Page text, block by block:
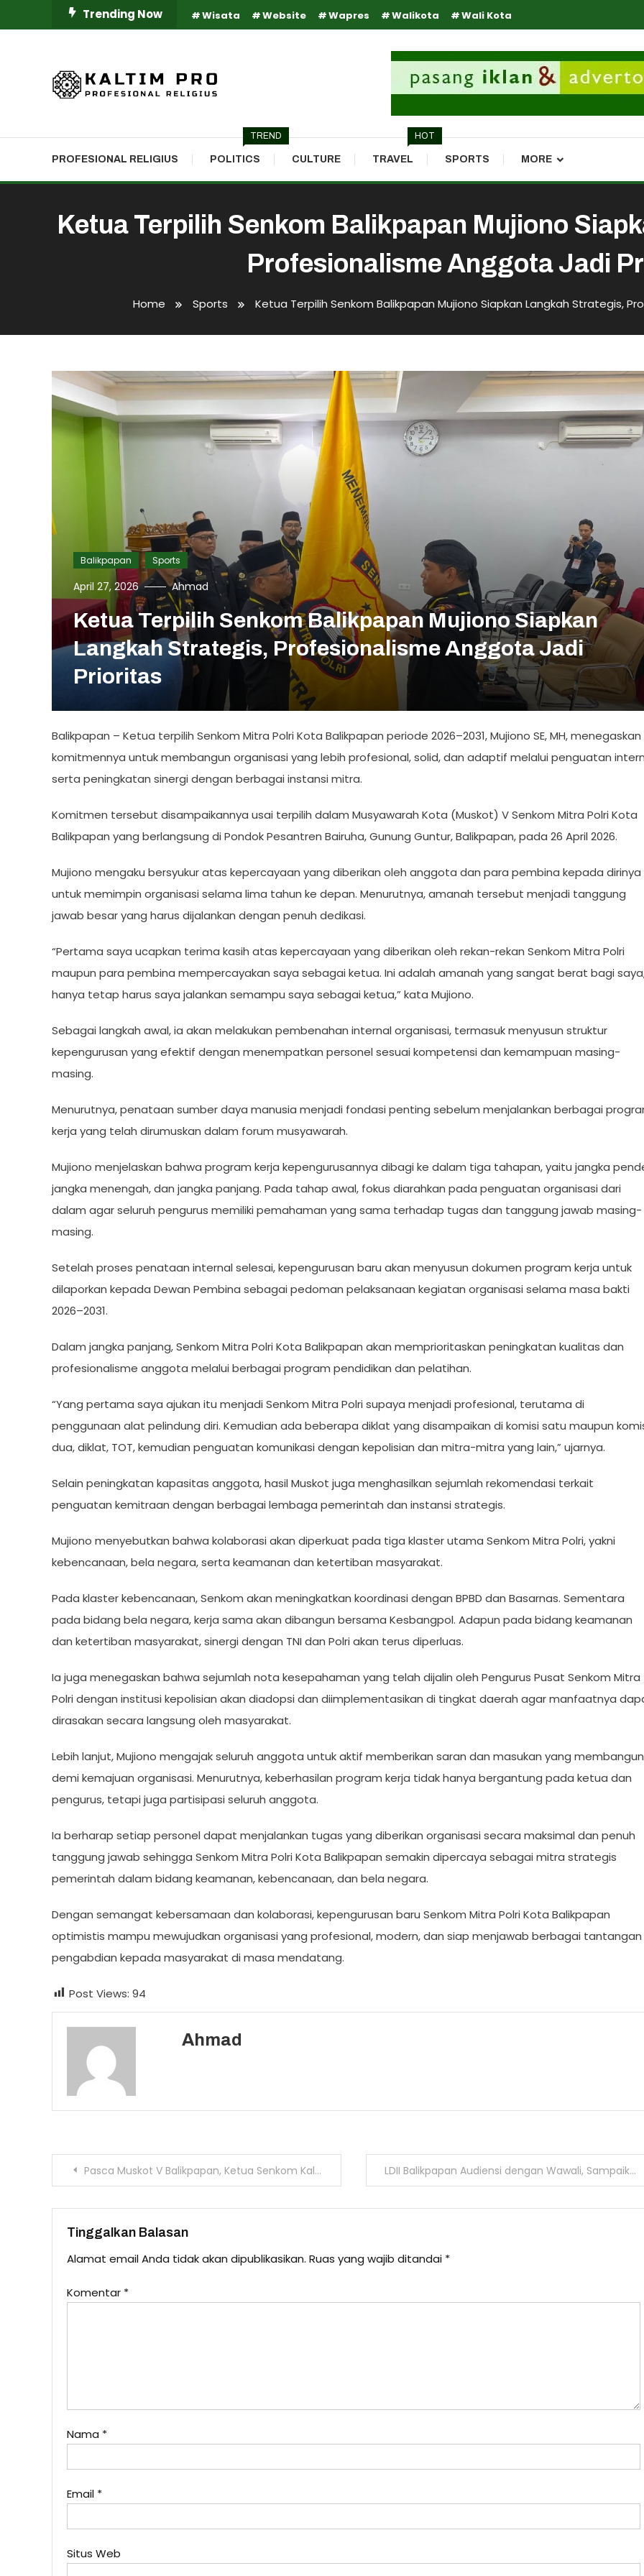
To
Trending Now Wisata Website Wapres Walikota Wali Kota
PROFESIONAL RELIGIUS POLITICS
TREND
CULTURE TRAVEL
HOT
SPORTS MORE
Ketua Terpilih Senkom Balikpapan Mujiono
Profesionalisme Anggota Jadi
Home Sports Ketua Terpilih Senkom Balikpapan Mujiono Siapkan Langkah Strategis,
Balikpapan Sports
April 27, 2026 Ahmad
Ketua Terpilih Senkom Balikpapan Mujiono Siapkan
Langkah Strategis, Profesionalisme Anggota Jadi
Prioritas
Balikpapan – Ketua terpilih Senkom Mitra Polri Kota Balikpapan periode 2026–2031, Mujiono SE, MH, menegaskan
komitmennya untuk membangun organisasi yang lebih profesional, solid, dan adaptif melalui penguatan
serta peningkatan sinergi dengan berbagai instansi mitra.
Komitmen tersebut disampaikannya usai terpilih dalam Musyawarah Kota (Muskot) V Senkom Mitra Polri Kota
Balikpapan yang berlangsung di Pondok Pesantren Bairuha, Gunung Guntur, Balikpapan, pada 26 April 2026.
Mujiono mengaku bersyukur atas kepercayaan yang diberikan oleh anggota dan para pembina kepada dirinya
untuk memimpin organisasi selama lima tahun ke depan. Menurutnya, amanah tersebut menjadi tanggung
jawab besar yang harus dijalankan dengan penuh dedikasi.
“Pertama saya ucapkan terima kasih atas kepercayaan yang diberikan oleh rekan-rekan Senkom Mitra Polri
maupun para pembina mempercayakan saya sebagai ketua. Ini adalah amanah yang sangat berat bagi
hanya tetap harus saya jalankan semampu saya sebagai ketua,” kata Mujiono.
Sebagai langkah awal, ia akan melakukan pembenahan internal organisasi, termasuk menyusun struktur
kepengurusan yang efektif dengan menempatkan personel sesuai kompetensi dan kemampuan masing-
masing.
Menurutnya, penataan sumber daya manusia menjadi fondasi penting sebelum menjalankan berbagai
kerja yang telah dirumuskan dalam forum musyawarah.
Mujiono menjelaskan bahwa program kerja kepengurusannya dibagi ke dalam tiga tahapan, yaitu jangka
jangka menengah, dan jangka panjang. Pada tahap awal, fokus diarahkan pada penguatan organisasi dari
dalam agar seluruh pengurus memiliki pemahaman yang sama terhadap tugas dan tanggung jawab masing-
masing.
Setelah proses penataan internal selesai, kepengurusan baru akan menyusun dokumen program kerja untuk
dilaporkan kepada Dewan Pembina sebagai pedoman pelaksanaan kegiatan organisasi selama masa bakti
2026–2031.
Dalam jangka panjang, Senkom Mitra Polri Kota Balikpapan akan memprioritaskan peningkatan kualitas dan
profesionalisme anggota melalui berbagai program pendidikan dan pelatihan.
“Yang pertama saya ajukan itu menjadi Senkom Mitra Polri supaya menjadi profesional, terutama di
penggunaan alat pelindung diri. Kemudian ada beberapa diklat yang disampaikan di komisi satu maupun
dua, diklat, TOT, kemudian penguatan komunikasi dengan kepolisian dan mitra-mitra yang lain,” ujarnya.
Selain peningkatan kapasitas anggota, hasil Muskot juga menghasilkan sejumlah rekomendasi terkait
penguatan kemitraan dengan berbagai lembaga pemerintah dan instansi strategis.
Mujiono menyebutkan bahwa kolaborasi akan diperkuat pada tiga klaster utama Senkom Mitra Polri, yakni
kebencanaan, bela negara, serta keamanan dan ketertiban masyarakat.
Pada klaster kebencanaan, Senkom akan meningkatkan koordinasi dengan BPBD dan Basarnas. Sementara
pada bidang bela negara, kerja sama akan dibangun bersama Kesbangpol. Adapun pada bidang keamanan
dan ketertiban masyarakat, sinergi dengan TNI dan Polri akan terus diperluas.
Ia juga menegaskan bahwa sejumlah nota kesepahaman yang telah dijalin oleh Pengurus Pusat Senkom Mitra
Polri dengan institusi kepolisian akan diadopsi dan diimplementasikan di tingkat daerah agar manfaatnya
dirasakan secara langsung oleh masyarakat.
Lebih lanjut, Mujiono mengajak seluruh anggota untuk aktif memberikan saran dan masukan yang membangun
demi kemajuan organisasi. Menurutnya, keberhasilan program kerja tidak hanya bergantung pada ketua dan
pengurus, tetapi juga partisipasi seluruh anggota.
Ia berharap setiap personel dapat menjalankan tugas yang diberikan organisasi secara maksimal dan penuh
tanggung jawab sehingga Senkom Mitra Polri Kota Balikpapan semakin dipercaya sebagai mitra strategis
pemerintah dalam bidang keamanan, kebencanaan, dan bela negara.
Dengan semangat kebersamaan dan kolaborasi, kepengurusan baru Senkom Mitra Polri Kota Balikpapan
optimistis mampu mewujudkan organisasi yang profesional, modern, dan siap menjawab berbagai tantangan
pengabdian kepada masyarakat di masa mendatang.
Post Views: 94
Ahmad
Navigasi
Pasca Muskot V Balikpapan, Ketua Senkom Kaltim Dorong Pengurus Baru Perkuat Sinergi dan Inovasi Program LDII Balikpapan Audiensi dengan Wawali, Sampaikan Program Pembinaan Pemuda dan Ketertiban Masyarakat
Tinggalkan Balasan
Alamat email Anda tidak akan dipublikasikan. Ruas yang wajib ditandai *
Komentar *
Nama *
Email *
Situs Web